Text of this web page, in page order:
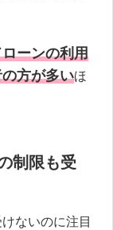
ーンの利用
方が多いほ
制限も受
ないのに注目